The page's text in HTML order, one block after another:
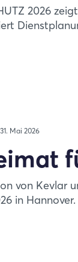
2026
31. Mai 2026
von Kevlar
in